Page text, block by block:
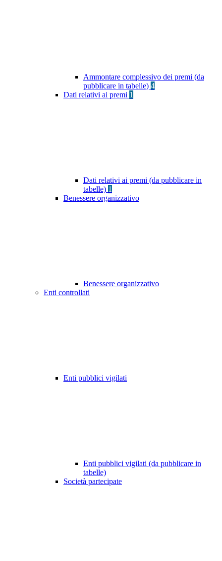
Ammontare complessivo dei premi (da
pubblicare in tabelle) 4
Dati relativi ai premi 1
Dati relativi ai premi (da pubblicare in
tabelle) 1
Benessere organizzativo
Benessere organizzativo
Enti controllati
Enti pubblici vigilati
Enti pubblici vigilati (da pubblicare in
tabelle)
Società partecipate